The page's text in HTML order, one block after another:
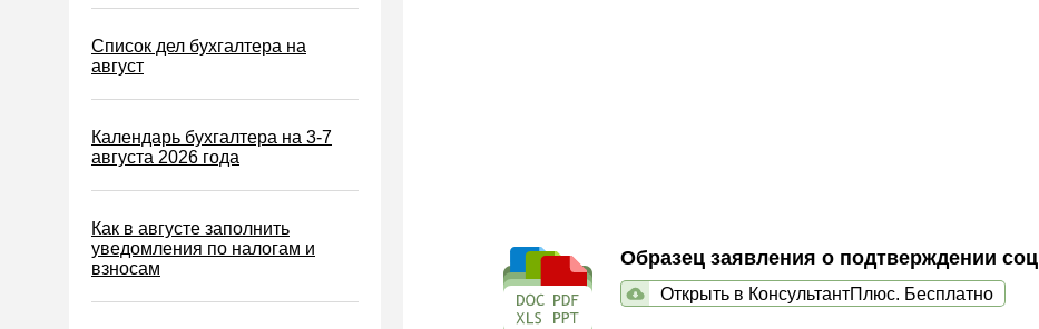
Экологический налог
Налог на игорный бизнес
Акцизы
Возврат и зачет налогов
Налоговые проверки
Ответственность
Статистика
Список дел бухгалтера на
август
Календарь бухгалтера на 3-7
августа 2026 года
Как в августе заполнить
уведомления по налогам и
взносам
Образец заявления о подтверждении
Открыть в КонсультантПлюс. Бесплатно